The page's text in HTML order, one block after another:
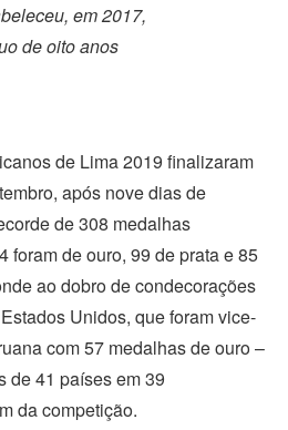
em 2017,
de oito anos
de Lima 2019 finalizaram
após nove dias de
de 308 medalhas
foram de ouro, 99 de prata e 85
ao dobro de condecorações
Unidos, que foram vice-
com 57 medalhas de ouro –
de 41 países em 39
da competição.